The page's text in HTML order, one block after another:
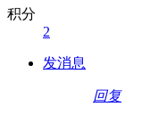
积分
2
发消息
回复